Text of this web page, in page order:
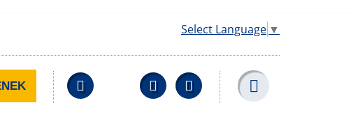
Select Language ▼
Facebook YouTubeWikipedia